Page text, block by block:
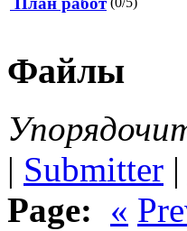
Файлы
| Submitter |
Page: «